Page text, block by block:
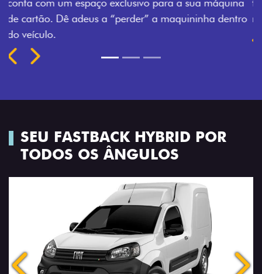
dentro
fechadura. São detalhes como esse que trazem
mais fluidez para o seu dia de trabalho.
Previous
SEU FASTBACK HYBRID POR
TODOS OS ÂNGULOS
Anterior